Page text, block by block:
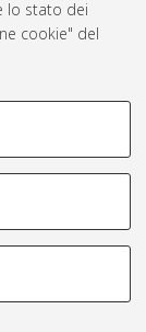
lo stato dei
cookie" del
della
comportamento
2007-2026.